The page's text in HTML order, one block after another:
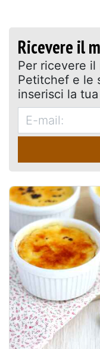
Ricevere il
Per ricevere il
Petitchef e le
inserisci la